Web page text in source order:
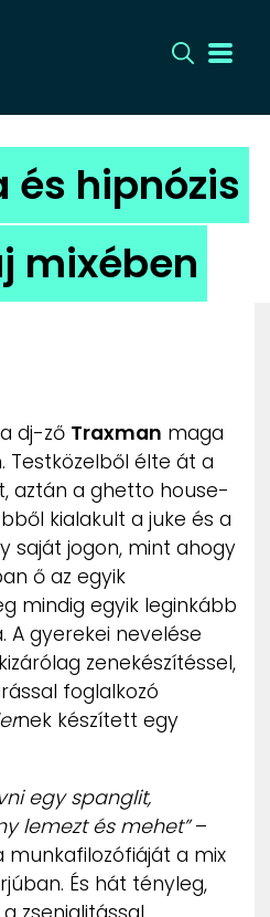
TÁJÉKOZTATÓ
és hipnózis
mixében
dj-ző Traxman maga
élte át a
aztán a ghetto house-
kialakult a juke és a
saját jogon, mint ahogy
ő az egyik
mindig egyik leginkább
gyerekei nevelése
zenekészítéssel,
foglalkozó
nek készített egy
egy spanglit,
lemezt és mehet”–
a mix
És hát tényleg,